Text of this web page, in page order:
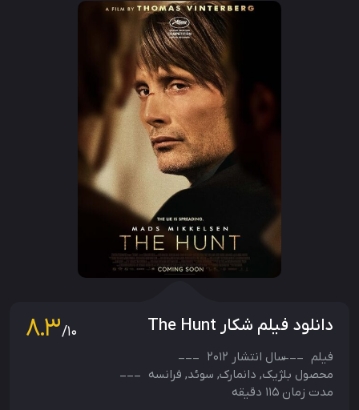
دانلود فیلم شکار The Hunt 8.3/10
فیلم سال انتشار 2012
محصول بلژیک, دانمارک, سوئد, فرانسه
مدت زمان 115 دقیقه